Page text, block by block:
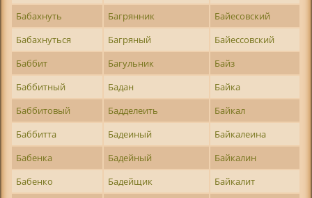
Бабахнуть
Багрянник
Байесовский
Бабахнуться
Багряный
Байессовский
Баббит
Багульник
Байз
Баббитный
Бадан
Байка
Баббитовый
Бадделеить
Байкал
Баббитта
Бадеиный
Байкалеина
Бабенка
Бадейный
Байкалин
Бабенко
Бадейщик
Байкалит